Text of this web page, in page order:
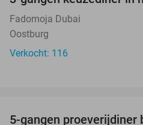
Fadomoja Dubai
Oostburg
Verkocht: 116
5-gangen proeverijdiner